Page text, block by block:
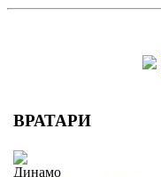
ВРАТАРИ